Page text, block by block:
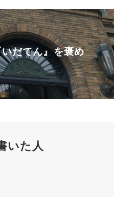
だてん』を褒め
いた人